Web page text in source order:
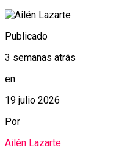
Publicado
3 semanas atrás
en
19 julio 2026
Por
Ailén Lazarte